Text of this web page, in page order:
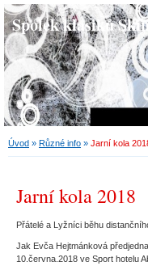
Spolek klasiků
Úvod » Různé info » Jarní kola
Jarní kola 2018
Přátelé a Lyžníci běhu
Jak Evča Hejtmánková
10.června.2018 ve Sport hotelu